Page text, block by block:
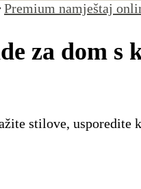
Premium namještaj
za dom s
stilove, usporedite